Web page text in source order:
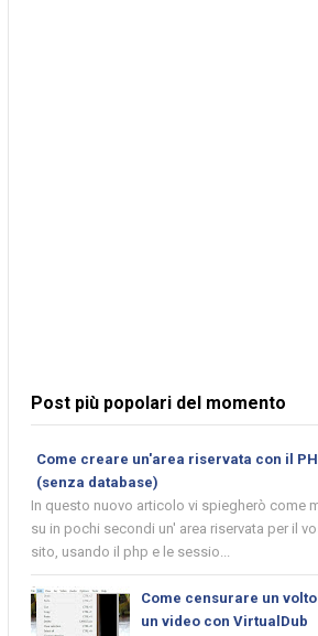
Post più popolari del momento
Come creare un'area riservata con il
(senza database)
In questo nuovo articolo vi spiegherò come
su in pochi secondi un' area riservata per il
sito, usando il php e le sessio...
Come censurare un
un video con VirtualDub